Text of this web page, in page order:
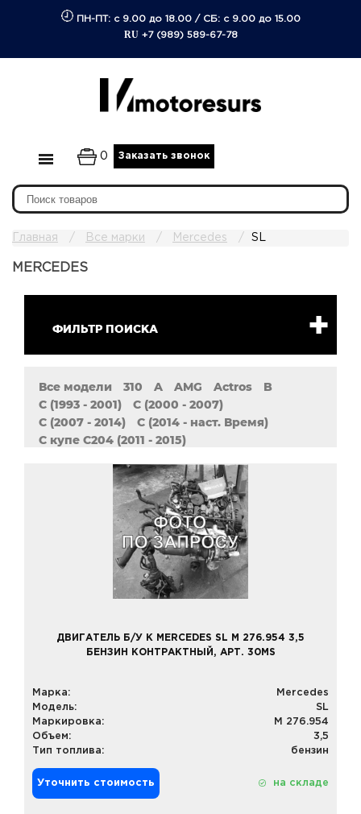
ПН-ПТ: с 9.00 до 18.00/ СБ: с 9.00 до 15.00
RU +7 (989) 589-67-78
0 Заказать звонок
Главная Все марки Mercedes SL
MERCEDES
ФИЛЬТР ПОИСКА
Все модели 310 A AMG Actros
B
C (1993 - 2001)
C (2000 - 2007)
C (2007 - 2014)
C (2014 - наст. Время)
C купе C204 (2011 - 2015)
CLS (2004 - 2011)
CLS (2011 - 2017)
E (1993 - 1996)
E (1995 - 2003)
E (2002 - 2009)
E (2009 - 2016)
E (2016 - наст. время)
GL GLA GLE
MB 208-210 (308 - 310)
MB 709 ML
S (1998 - 2005)
SL SLK SLR
SLS AMG
Sprinter (2006 - 2018)
Sprinter (2018 - наст. время)
Vaneo
Vito (2014 - наст. время)
Vito W638 (1996 - 2003)
ДВИГАТЕЛЬ Б/У К MERCEDES SL M 276.954 3,5
БЕНЗИН КОНТРАКТНЫЙ, АРТ. 30MS
Марка:
Mercedes
Модель:
SL
Маркировка:
M 276.954
Объем:
3,5
Тип топлива:
бензин
Уточнить стоимость на складе